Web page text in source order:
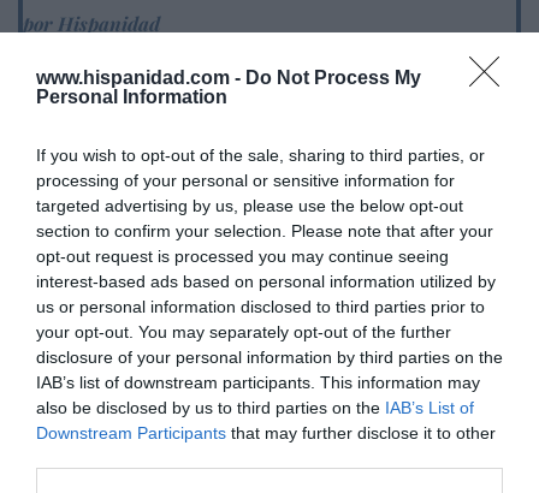
www.hispanidad.com - Do Not Process My
Personal Information
If you wish to opt-out of the sale, sharing to third parties, or
processing of your personal or sensitive information for
targeted advertising by us, please use the below opt-out
section to confirm your selection. Please note that after your
opt-out request is processed you may continue seeing
interest-based ads based on personal information utilized by
us or personal information disclosed to third parties prior to
your opt-out. You may separately opt-out of the further
disclosure of your personal information by third parties on the
IAB’s list of downstream participants. This information may
also be disclosed by us to third parties on the IAB’s List of
Downstream Participants that may further disclose it to other
por Hispanidad
Diario de la corrupción sanchista. Hazte
Oír se manifiesta delante de La Mareta:
“Pedro Sánchez es un criminal”
por Redacción
Artículos anteriores
Opinión
Enormes minucias